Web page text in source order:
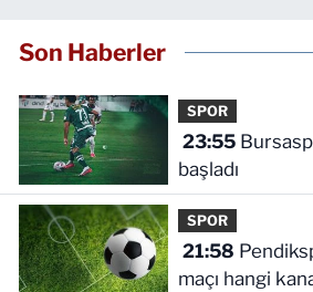
Son Haberler
SPOR
23:55Bursaspor lige 3 puanla
başladı
SPOR
21:58
maçı hangi